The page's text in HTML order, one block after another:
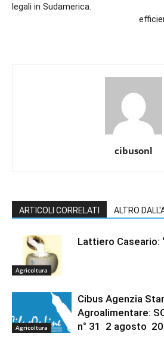
legali in Sudamerica.
cibusonl
ARTICOLI CORRELATI ALTRO
Agricoltura
Lattiero Caseario:
Agricoltura
Cibus Agenzia
Agroalimentare:
n° 31 2 agosto